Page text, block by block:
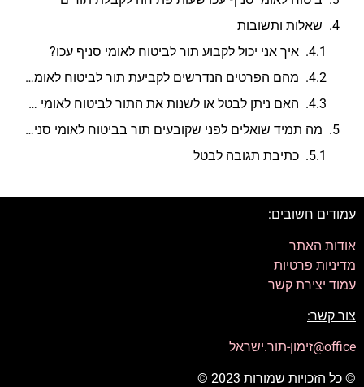
שאלות ותשובות
איך אני יכול לקבוע תור לביטוח לאומי סניף עכו?
מהם הפרטים הנדרשים לקביעת תור לביטוח לאומי סניף עכו?
האם ניתן לבטל או לשנות את התור לביטוח לאומי סניף עכו?
מה תמיד שואלים לפני שקובעים תור בביטוח לאומי סניף עכו?
כתיבת תגובה לבטל
עמודים חשובים:
אודות האתר
מדיניות פרטיות
עמוד יצירת קשר
צור קשר:
office@זימון-תור.ישראל
© כל הזכויות שמורות 2023 ©